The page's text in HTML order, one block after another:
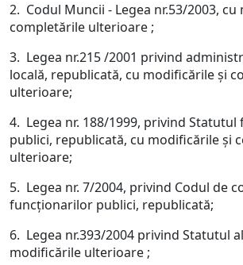
2. Codul Muncii - Legea nr.53/2003,
completările ulterioare ;
3. Legea nr.215 /2001 privind
locală, republicată, cu modificările şi
ulterioare;
4. Legea nr. 188/1999, privind
publici, republicată, cu modificările şi
ulterioare;
5. Legea nr. 7/2004, privind Codul de
funcţionarilor publici, republicată;
6. Legea nr.393/2004 privind Statutul
modificările ulterioare ;